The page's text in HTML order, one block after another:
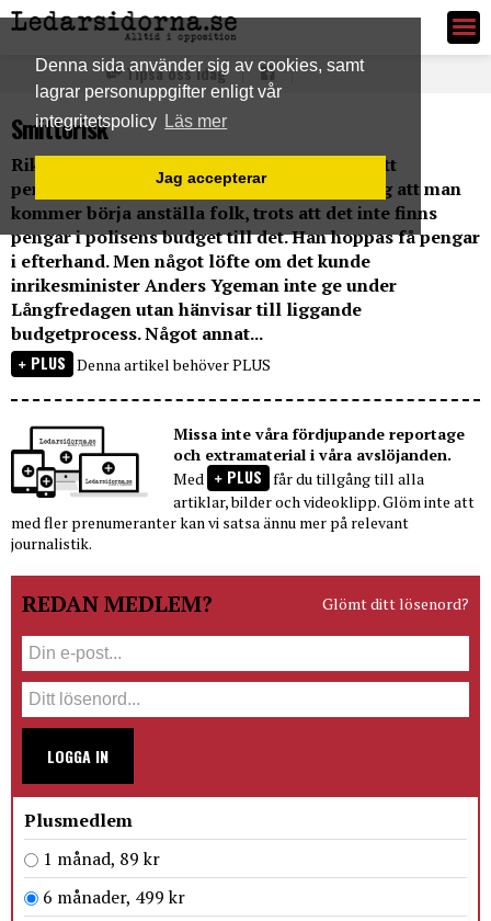
Denna sida använder sig av cookies, samt
lagrar personuppgifter enligt vår
integritetspolicy Läs mer
Jag accepterar
Ledarsidorna.se
Tipsa oss idag
Smittorisk
Rikspolischefen Dan Eliasson har påpekat att
personalbristen inom polisen är så besvärlig att man
kommer börja anställa folk, trots att det inte finns
pengar i polisens budget till det. Han hoppas få pengar
i efterhand. Men något löfte om det kunde
inrikesminister Anders Ygeman inte ge under
Långfredagen utan hänvisar till liggande
budgetprocess. Något annat...
PLUS Denna artikel behöver PLUS
Missa inte våra fördjupande reportage
och extramaterial i våra avslöjanden.
Med
PLUS får du tillgång till alla
artiklar, bilder och videoklipp. Glöm inte att
med fler prenumeranter kan vi satsa ännu mer på relevant
journalistik.
REDAN MEDLEM? Glömt ditt lösenord?
LOGGA IN
Plusmedlem
1 månad, 89 kr
6 månader, 499 kr